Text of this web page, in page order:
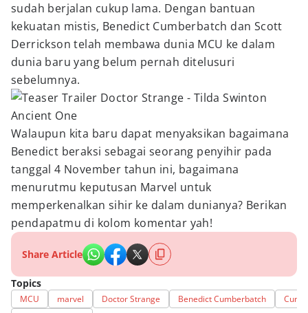
sudah berjalan cukup lama. Dengan bantuan
kekuatan mistis, Benedict Cumberbatch dan Scott
Derrickson telah membawa dunia MCU ke dalam
dunia baru yang belum pernah ditelusuri
sebelumnya.
Walaupun kita baru dapat menyaksikan bagaimana
Benedict beraksi sebagai seorang penyihir pada
tanggal 4 November tahun ini, bagaimana
menurutmu keputusan Marvel untuk
memperkenalkan sihir ke dalam dunianya? Berikan
pendapatmu di kolom komentar yah!
Share Article
Topics
MCU marvel Doctor Strange Benedict Cumberbatch